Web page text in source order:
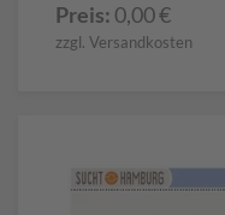
Preis: 0,00€
zzgl. Versandkosten